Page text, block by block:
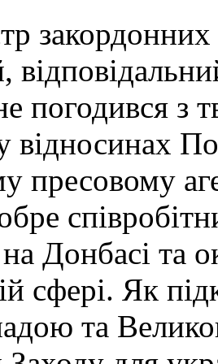
погодився з
відносинах
пресовому
Донбасі та
сфері. Як
та